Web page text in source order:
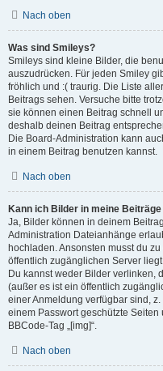
Nach oben
Was sind Smileys?
Smileys sind kleine Bilder, die
auszudrücken. Für jeden Smiley
fröhlich und :( traurig. Die Liste
Beitrags sehen. Versuche bitte
sie können einen Beitrag schnell
deshalb deinen Beitrag
Die Board-Administration kann
in einem Beitrag benutzen kannst.
Nach oben
Kann ich Bilder in meine
Ja, Bilder können in deinem
Administration Dateianhänge
hochladen. Ansonsten musst du
öffentlich zugänglichen Server
Du kannst weder Bilder verlinken,
(außer es ist ein öffentlich
einer Anmeldung verfügbar sind,
einem Passwort geschützte
BBCode-Tag „[img]“.
Nach oben